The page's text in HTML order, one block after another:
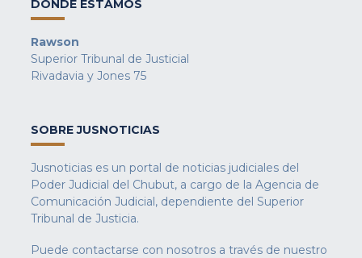
DONDE ESTAMOS
Rawson
Superior Tribunal de Justicial
Rivadavia y Jones 75
SOBRE JUSNOTICIAS
Jusnoticias es un portal de noticias judiciales del
Poder Judicial del Chubut, a cargo de la Agencia de
Comunicación Judicial, dependiente del Superior
Tribunal de Justicia.
Puede contactarse con nosotros a través de nuestro